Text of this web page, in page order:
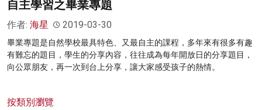
自主學習之畢業專題
作者: 海星 2019-03-30
畢業專題是自然學校最具特色、又最自主的課程，多年來有很多有趣
有難忘的題目，學生的分享內容，往往成為每年開放日的分享題目，
向公眾朋友，再一次到台上分享，讓大家感受孩子的熱情。
按類別瀏覽